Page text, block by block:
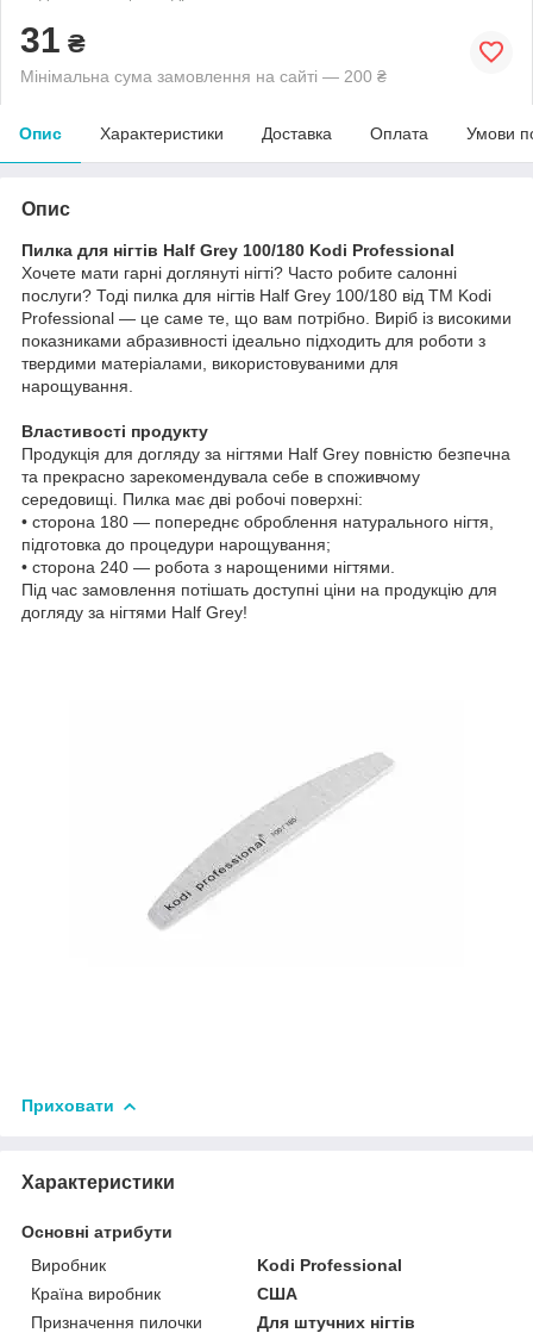
31 ₴
Мінімальна сума замовлення на сайті — 200 ₴
Опис Характеристики Доставка Оплата Умови
Опис
Пилка для нігтів Half Grey 100/180 Kodi Professional
Хочете мати гарні доглянуті нігті? Часто робите салонні
послуги? Тоді пилка для нігтів Half Grey 100/180 від ТМ Kodi
Professional — це саме те, що вам потрібно. Виріб із високими
показниками абразивності ідеально підходить для роботи з
твердими матеріалами, використовуваними для
нарощування.
Властивості продукту
Продукція для догляду за нігтями Half Grey повністю безпечна
та прекрасно зарекомендувала себе в споживчому
середовищі. Пилка має дві робочі поверхні:
• сторона 180 — попереднє оброблення натурального нігтя,
підготовка до процедури нарощування;
• сторона 240 — робота з нарощеними нігтями.
Під час замовлення потішать доступні ціни на продукцію для
догляду за нігтями Half Grey!
Приховати
Характеристики
Основні атрибути
Виробник
Kodi Professional
Країна виробник
США
Призначення пилочки
Для штучних нігтів